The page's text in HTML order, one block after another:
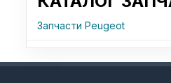
Запчасти Peugeot